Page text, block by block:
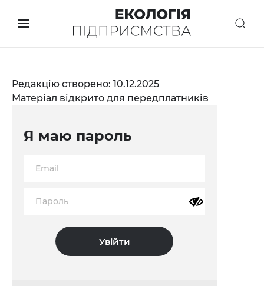
Редакцію створено: 10.12.2025
Матеріал відкрито для передплатників
Я маю пароль